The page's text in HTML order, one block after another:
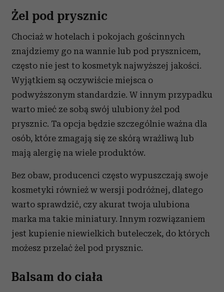
Żel pod prysznic
Chociaż w hotelach i pokojach gościnnych
znajdziemy go na wannie lub pod prysznicem,
często nie jest to kosmetyk najwyższej jakości.
Wyjątkiem są oczywiście miejsca o
podwyższonym standardzie. W innym przypadku
warto mieć ze sobą swój ulubiony żel pod
prysznic. Ta opcja będzie szczególnie ważna dla
osób, które zmagają się ze skórą wrażliwą lub
mają alergię na wiele produktów.
Bez obaw, producenci często wypuszczają swoje
kosmetyki również w wersji podróżnej, dlatego
warto sprawdzić, czy akurat twoja ulubiona
marka ma takie miniatury. Innym rozwiązaniem
jest kupienie niewielkich buteleczek, do których
możesz przelać żel pod prysznic.
Balsam do ciała